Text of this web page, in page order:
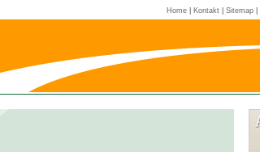
Home| Kontakt| Sitemap|